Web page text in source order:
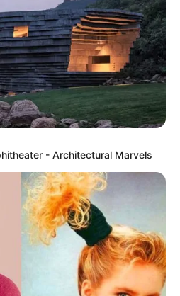
a slágerlisták élén,
A Beatles-
élő kapocs volt a
az időszakhoz, amikor
volt – de már ott vibrált
- Architectural Marvels